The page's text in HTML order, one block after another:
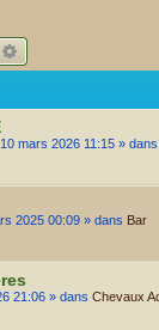
mars 2026 11:15 » dans
2025 00:09 » dans Bar
21:06 » dans Chevaux